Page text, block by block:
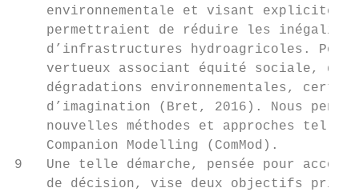
environnementale et visant
permettraient de réduire les
d’infrastructures hydroagricoles.
vertueux associant équité sociale,
dégradations environnementales,
d’imagination (Bret, 2016). Nous
nouvelles méthodes et approches
    Companion Modelling (ComMod).
9   Une telle démarche, pensée pour
de décision, vise deux objectifs